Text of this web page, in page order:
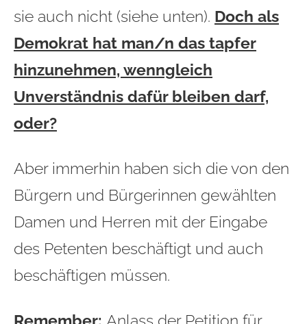
sie auch nicht (siehe unten). Doch als
Demokrat hat man/n das tapfer
hinzunehmen, wenngleich
Unverständnis dafür bleiben darf,
oder?
Aber immerhin haben sich die von den
Bürgern und Bürgerinnen gewählten
Damen und Herren mit der Eingabe
des Petenten beschäftigt und auch
beschäftigen müssen.